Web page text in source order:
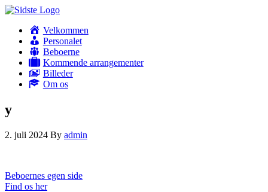
Velkommen
Personalet
Beboerne
Kommende arrangementer
Billeder
Om os
y
2. juli 2024 By admin
Beboernes egen side
Find os her